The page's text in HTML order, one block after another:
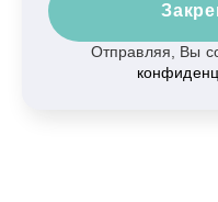
Отправляя, Вы